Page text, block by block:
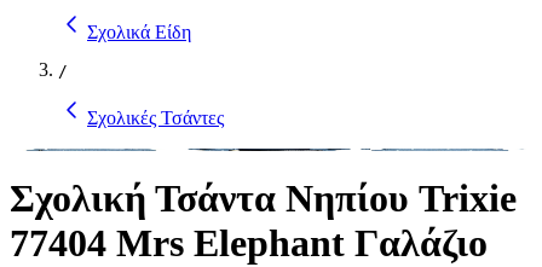
Σχολικά Είδη
/
Σχολικές Τσάντες
Σχολική Τσάντα Νηπίου Trixie
77404 Mrs Elephant Γαλάζιο